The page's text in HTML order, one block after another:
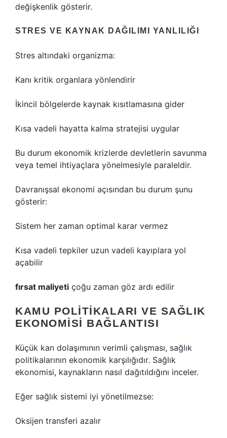
değişkenlik gösterir.
STRES VE KAYNAK DAĞILIMI YANLILIĞI
Stres altındaki organizma:
Kanı kritik organlara yönlendirir
İkincil bölgelerde kaynak kısıtlamasına gider
Kısa vadeli hayatta kalma stratejisi uygular
Bu durum ekonomik krizlerde devletlerin savunma
veya temel ihtiyaçlara yönelmesiyle paraleldir.
Davranışsal ekonomi açısından bu durum şunu
gösterir:
Sistem her zaman optimal karar vermez
Kısa vadeli tepkiler uzun vadeli kayıplara yol
açabilir
fırsat maliyeti çoğu zaman göz ardı edilir
KAMU POLITIKALARI VE SAĞLIK
EKONOMISI BAĞLANTISI
Küçük kan dolaşımının verimli çalışması, sağlık
politikalarının ekonomik karşılığıdır. Sağlık
ekonomisi, kaynakların nasıl dağıtıldığını inceler.
Eğer sağlık sistemi iyi yönetilmezse:
Oksijen transferi azalır